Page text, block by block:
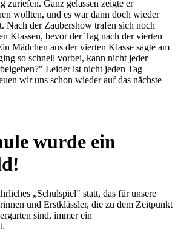
zuriefen. Ganz gelassen zeigte er
wollten, und es war dann doch wieder
Nach der Zaubershow trafen sich noch
Klassen, bevor der Tag nach der vierten
Mädchen aus der vierten Klasse sagte am
so schnell vorbei, kann nicht jeder
Leider ist nicht jeden Tag
wir uns schon wieder auf das nächste
wurde ein
„Schulspiel" statt, das für unsere
und Erstklässler, die zu dem Zeitpunkt
sind, immer ein